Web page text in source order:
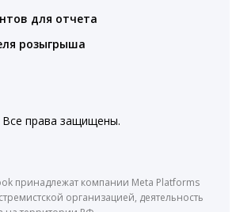
для отчета
розыгрыша
права защищены.
принадлежат компании Meta Platforms
организацией, деятельность